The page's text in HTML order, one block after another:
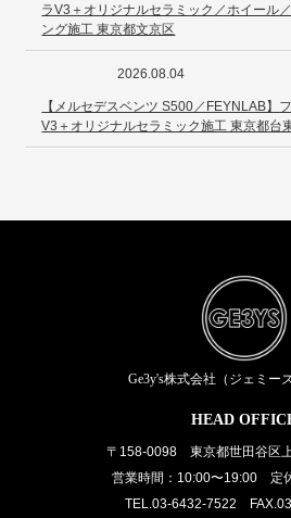
ラV3＋オリジナルセラミック／ホイール
ング施工 東京都文京区
2026.08.04
【メルセデスベンツ S500／FEYNLAB】
V3＋オリジナルセラミック施工 東京都台
Ge3y's株式会社（ジェミー
HEAD
〒158-0098 東京都世田谷区
営業時間：10:00〜19:00 定
TEL.03-6432-7522